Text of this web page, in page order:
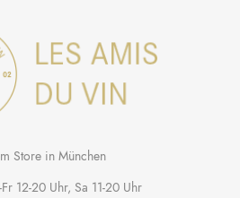
Store in München
12-20 Uhr, Sa 11-20 Uhr